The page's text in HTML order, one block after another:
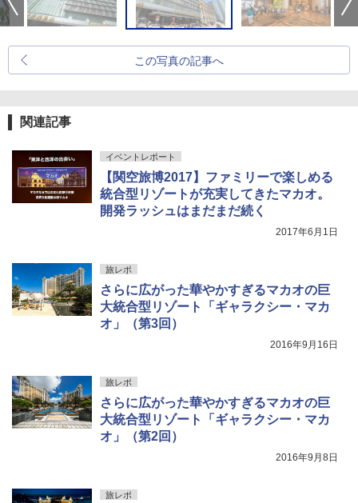
この写真の記事へ
関連記事
イベントレポート
【関空旅博2017】ファミリーで楽しめる
統合型リゾートが充実してきたマカオ。
開発ラッシュはまだまだ続く
2017年6月1日
旅レポ
さらに広がった華やかすぎるマカオの巨
大統合型リゾート「ギャラクシー・マカ
オ」（第3回）
2016年9月16日
旅レポ
さらに広がった華やかすぎるマカオの巨
大統合型リゾート「ギャラクシー・マカ
オ」（第2回）
2016年9月8日
旅レポ